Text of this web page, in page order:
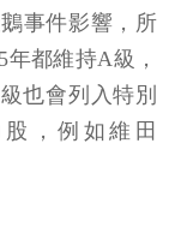
事件影響，所
都維持A級，
也會列入特別
，例如維田